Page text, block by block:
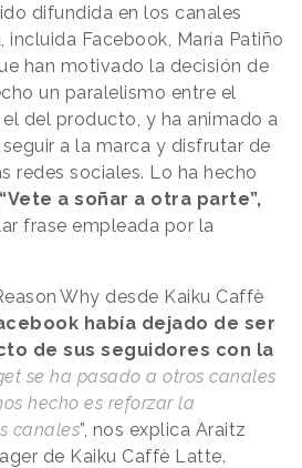
difundida en los canales
incluida Facebook, María Patiño
han motivado la decisión de
un paralelismo entre el
del producto, y ha animado a
a la marca y disfrutar de
redes sociales. Lo ha hecho
“Vete a soñar a otra parte”,
frase empleada por la
Why desde Kaiku Caffè
había dejado de ser
de sus seguidores con la
se ha pasado a otros canales
hecho es reforzar la
canales”, nos explica Araitz
de Kaiku Caffè Latte.